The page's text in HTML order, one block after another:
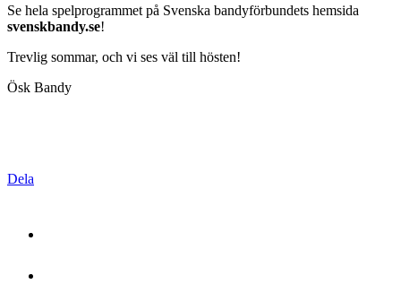
Se hela spelprogrammet på Svenska bandyförbundets hemsida
svenskbandy.se!
Trevlig sommar, och vi ses väl till hösten!
Ösk Bandy
Dela